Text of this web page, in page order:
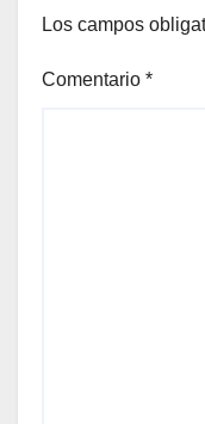
Los campos
Comentario *